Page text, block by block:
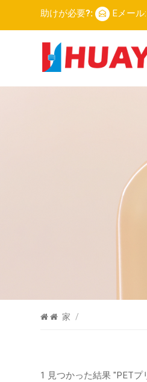
助けが必要?: Eメール
家 /
1 見つかった結果 "PET